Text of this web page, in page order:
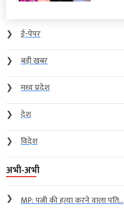
❯
ई-पेपर
❯
बड़ी खबर
❯
मध्य प्रदेश
❯
देश
❯
विदेश
अभी-अभी
❯ MP: पत्नी की हत्या करने वाला पति...